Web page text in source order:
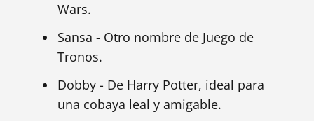
Wars.
Sansa - Otro nombre de Juego de
Tronos.
Dobby - De Harry Potter, ideal para
una cobaya leal y amigable.